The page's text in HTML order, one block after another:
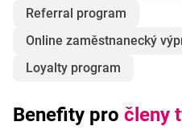
Referral program
Online zaměstnanecký
Loyalty program
Benefity pro členy